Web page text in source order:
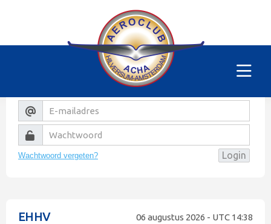
Dit gedeelte van de website is alleen voor de
leden/begunstigers van onze club. Sorry. Je kunt
natuurlijk altijd lid worden!
Wachtwoord vergeten?
06 augustus 2026 - UTC 14:38
EHHV